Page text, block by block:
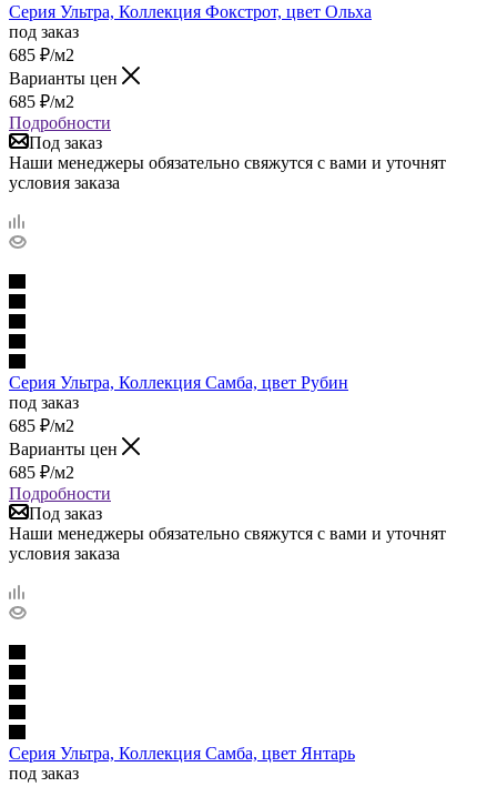
Cерия Ультра, Коллекция Фокстрот, цвет Ольха
под заказ
685 ₽/м2
Варианты цен
685 ₽/м2
Подробности
Под заказ
Наши менеджеры обязательно свяжутся с вами и уточнят
условия заказа
Cерия Ультра, Коллекция Самба, цвет Рубин
под заказ
685 ₽/м2
Варианты цен
685 ₽/м2
Подробности
Под заказ
Наши менеджеры обязательно свяжутся с вами и уточнят
условия заказа
Cерия Ультра, Коллекция Самба, цвет Янтарь
под заказ